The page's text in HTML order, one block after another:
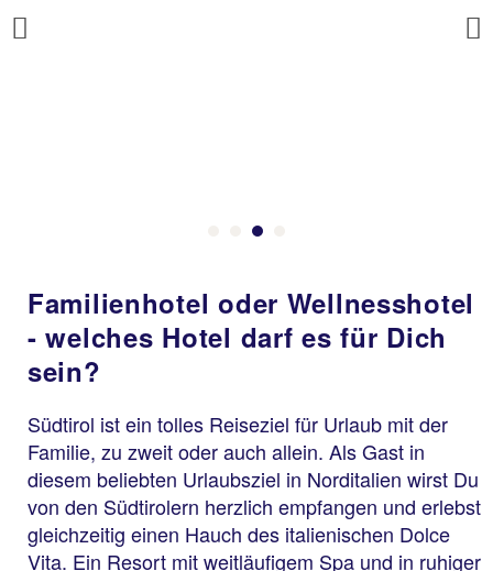
Previous
Familienhotel oder Wellnesshotel
- welches Hotel darf es für Dich
sein?
Südtirol ist ein tolles Reiseziel für Urlaub mit der
Familie, zu zweit oder auch allein. Als Gast in
diesem beliebten Urlaubsziel in Norditalien wirst Du
von den Südtirolern herzlich empfangen und erlebst
gleichzeitig einen Hauch des italienischen Dolce
Vita. Ein Resort mit weitläufigem Spa und in ruhiger